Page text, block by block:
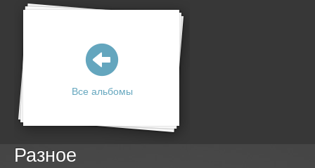
Все альбомы
Разное